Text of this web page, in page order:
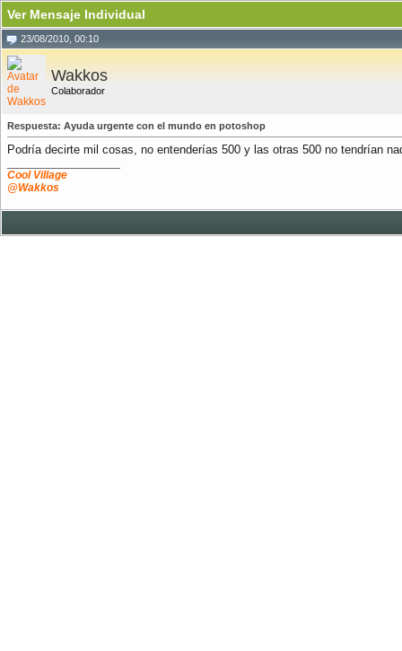
Ver Mensaje Individual
23/08/2010, 00:10
Wakkos
Colaborador
Respuesta: Ayuda urgente con el mundo en potoshop
Podría decirte mil cosas, no entenderías 500 y las otras 500 no tendrían
Cool Village
@Wakkos